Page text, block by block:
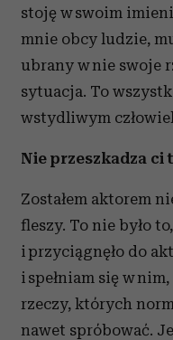
stoję w swoim
mnie obcy ludzie,
ubrany w nie swoje
sytuacja. To
wstydliwym
Nie przeszkadza ci
Zostałem aktorem
fleszy. To nie było
i przyciągnęło do
i spełniam się w
rzeczy, których
nawet spróbować.